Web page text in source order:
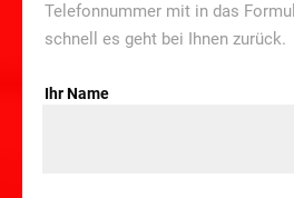
Telefonnummer mit in das
schnell es geht bei Ihnen zurück.
Ihr Name